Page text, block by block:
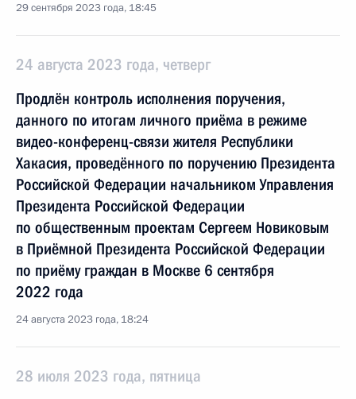
29 сентября 2023 года, 18:45
24 августа 2023 года, четверг
Продлён контроль исполнения поручения,
данного по итогам личного приёма в режиме
видео-конференц-связи жителя Республики
Хакасия, проведённого по поручению Президента
Российской Федерации начальником Управления
Президента Российской Федерации
по общественным проектам Сергеем Новиковым
в Приёмной Президента Российской Федерации
по приёму граждан в Москве 6 сентября
2022 года
24 августа 2023 года, 18:24
28 июля 2023 года, пятница